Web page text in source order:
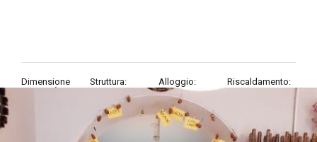
Dimensione
proprietà:
Struttura:
unico Locali
Alloggio:
In ordine
Riscaldamento: